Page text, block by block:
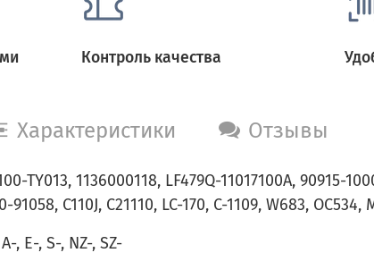
Контроль качества
Характеристики Отзывы
TY013, 1136000118, LF479Q-11017100A, 90915-
C110J, C21110, LC-170, C-1109, W683, OC534,
, E-, S-, NZ-, SZ-